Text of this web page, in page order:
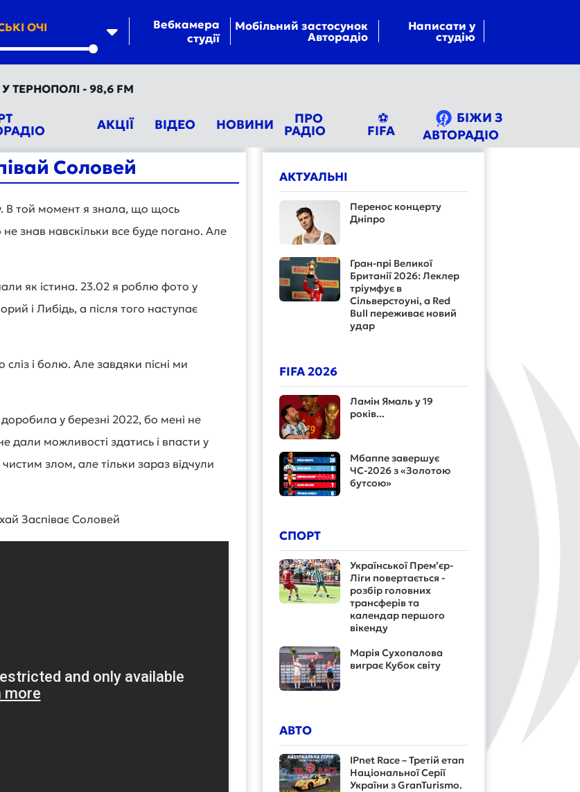
ОЧІ
Вебкамера
студії
Мобільний застосунок
Авторадіо
Написати у
студію
- 98,6 FM
АКЦІЇ ВІДЕО НОВИНИ ПРО
РАДІО
⚽
FIFA
БІЖИ З
АВТОРАДІО
Соловей
В той момент я знала, що щось
знав навскільки все буде погано. Але
як істина. 23.02 я роблю фото у
і Либідь, а після того наступає
і болю. Але завдяки пісні ми
у березні 2022, бо мені не
дали можливості здатись і впасти у
злом, але тільки зараз відчули
Заспіває Соловей
АКТУАЛЬНІ
Перенос концерту
Дніпро
Гран-прі Великої
Британії 2026: Леклер
тріумфує в
Сільверстоуні, а Red
Bull переживає новий
удар
FIFA 2026
Ламін Ямаль у 19
років...
Мбаппе завершує
ЧС-2026 з «Золотою
бутсою»
СПОРТ
Української Прем’єр-
Ліги повертається -
розбір головних
трансферів та
календар першого
вікенду
Марія Сухопалова
виграє Кубок світу
АВТО
IPnet Race – Третій етап
Національної Серії
України з GranTurismo.